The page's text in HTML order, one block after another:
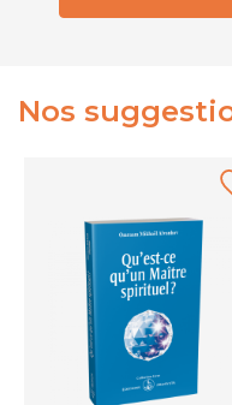
Nos